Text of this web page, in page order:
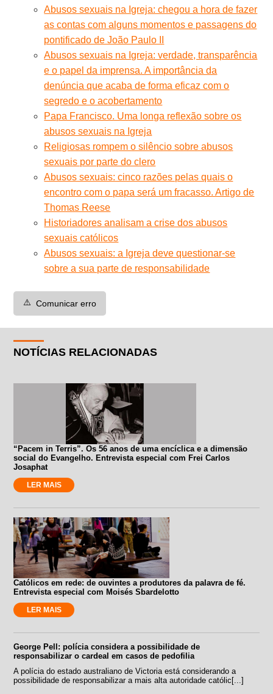
Abusos sexuais na Igreja: chegou a hora de fazer
as contas com alguns momentos e passagens do
pontificado de João Paulo II
Abusos sexuais na Igreja: verdade, transparência
e o papel da imprensa. A importância da
denúncia que acaba de forma eficaz com o
segredo e o acobertamento
Papa Francisco. Uma longa reflexão sobre os
abusos sexuais na Igreja
Religiosas rompem o silêncio sobre abusos
sexuais por parte do clero
Abusos sexuais: cinco razões pelas quais o
encontro com o papa será um fracasso. Artigo de
Thomas Reese
Historiadores analisam a crise dos abusos
sexuais católicos
Abusos sexuais: a Igreja deve questionar-se
sobre a sua parte de responsabilidade
⚠️ Comunicar erro
NOTÍCIAS RELACIONADAS
“Pacem in Terris”. Os 56 anos de uma encíclica e a dimensão
social do Evangelho. Entrevista especial com Frei Carlos
Josaphat
LER MAIS
Católicos em rede: de ouvintes a produtores da palavra de fé.
Entrevista especial com Moisés Sbardelotto
LER MAIS
George Pell: polícia considera a possibilidade de
responsabilizar o cardeal em casos de pedofilia
A polícia do estado australiano de Victoria está considerando a
possibilidade de responsabilizar a mais alta autoridade católic[...]